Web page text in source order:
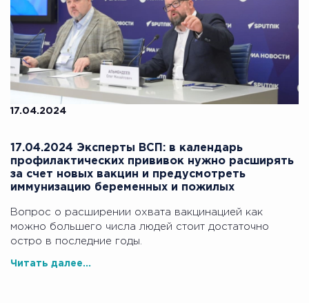
17.04.2024
17.04.2024 Эксперты ВСП: в календарь
профилактических прививок нужно расширять
за счет новых вакцин и предусмотреть
иммунизацию беременных и пожилых
Вопрос о расширении охвата вакцинацией как
можно большего числа людей стоит достаточно
остро в последние годы.
Читать далее...